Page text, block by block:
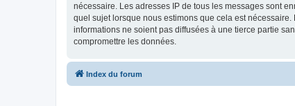
nécessaire. Les adresses IP de tous les messages sont
quel sujet lorsque nous estimons que cela est
informations ne soient pas diffusées à une tierce partie
compromettre les données.
Index du forum